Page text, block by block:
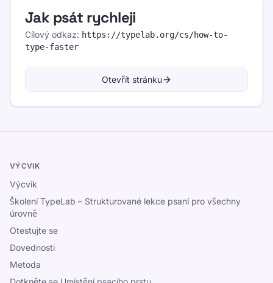
Jak psát rychleji
Cílový odkaz: https://typelab.org/cs/how-to-
type-faster
Otevřít stránku
VÝCVIK
Výcvik
Školení TypeLab – Strukturované lekce psaní pro všechny
úrovně
Otestujte se
Dovednosti
Metoda